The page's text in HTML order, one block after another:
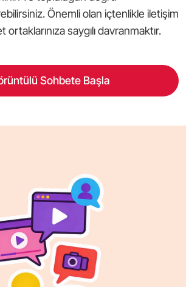
Önemli olan içtenlikle iletişim
saygılı davranmaktır.
Sohbete Başla